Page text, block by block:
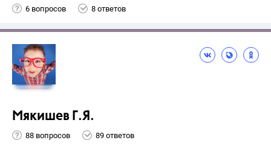
6 вопросов 8 ответов
Мякишев Г.Я.
88 вопросов 89 ответов